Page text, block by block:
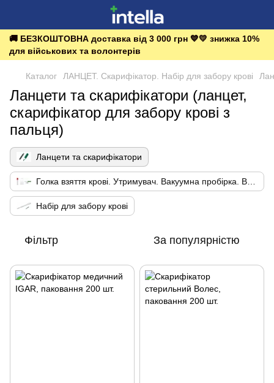
🚚 БЕЗКОШТОВНА доставка від 3 000 грн 💙💛 знижка 10%
для військових та волонтерів
Каталог ЛАНЦЕТ. Скарифікатор. Набір для забору крові
Ланцети та скарифікатори (ланцет,
скарифікатор для забору крові з
пальця)
Ланцети та скарифікатори
Набір для забору крові
Фільтр За популярністю